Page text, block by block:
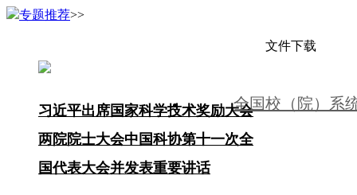
专题推荐>>
习近平出席国家科学技术奖励大会
两院院士大会中国科协第十一次全
国代表大会并发表重要讲话
文件下载
全国校（院）系